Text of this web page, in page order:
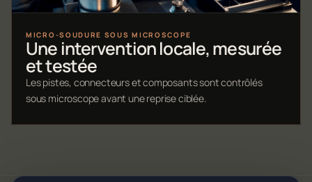
MICRO-SOUDURE SOUS MICROSCOPE
Une intervention locale, mesurée
et testée
Les pistes, connecteurs et composants sont contrôlés
sous microscope avant une reprise ciblée.